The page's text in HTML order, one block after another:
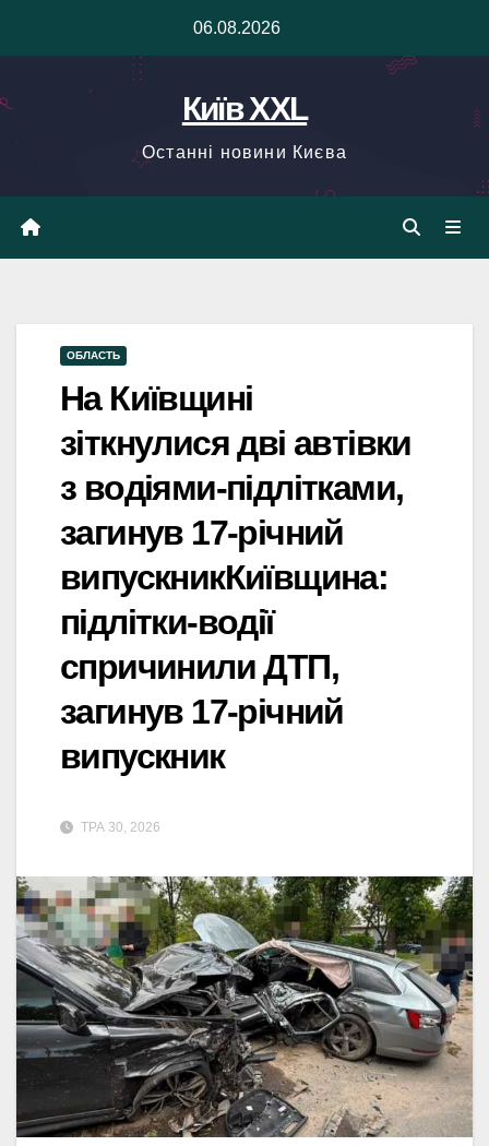
06.08.2026
Київ XXL
Останні новини Києва
ОБЛАСТЬ
На Київщині
зіткнулися дві автівки
з водіями-підлітками,
загинув 17-річний
випускникКиївщина:
підлітки-водії
спричинили ДТП,
загинув 17-річний
випускник
ТРА 30, 2026